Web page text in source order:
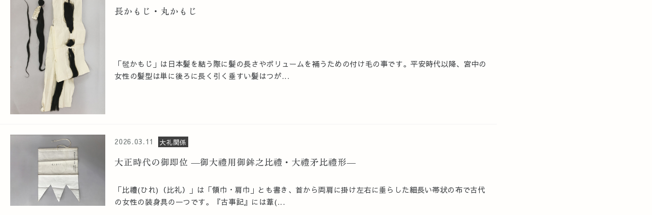
長かもじ・丸かもじ
「髢かもじ」は日本髪を結う際に髪の長さやボリュームを補うための付け毛の事です。平安時代以降、宮中の
女性の髪型は単に後ろに長く引く垂すい髪はつが...
2026.03.11 大礼関係
大正時代の御即位 ―御大禮用御鉾之比禮・大禮矛比禮形―
「比禮(ひれ)（比礼）」は「領巾・肩巾」とも書き、首から両肩に掛け左右に垂らした細長い帯状の布で古代
の女性の装身具の一つです。『古事記』には葦(...